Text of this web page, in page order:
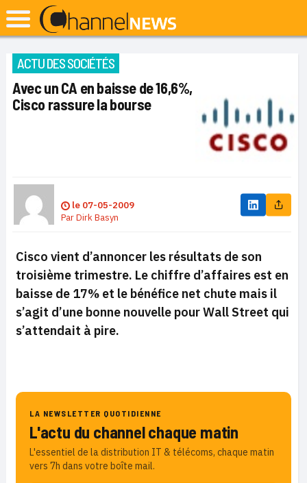
ACTU DES SOCIÉTÉS
Avec un CA en baisse de 16,6%,
Cisco rassure la bourse
le 07-05-2009
ParDirk Basyn
Cisco vient d’annoncer les résultats de son
troisième trimestre. Le chiffre d’affaires est en
baisse de 17% et le bénéfice net chute mais il
s’agit d’une bonne nouvelle pour Wall Street qui
s’attendait à pire.
LA NEWSLETTER QUOTIDIENNE
L'actu du channel chaque matin
L'essentiel de la distribution IT & télécoms, chaque matin
vers 7h dans votre boîte mail.